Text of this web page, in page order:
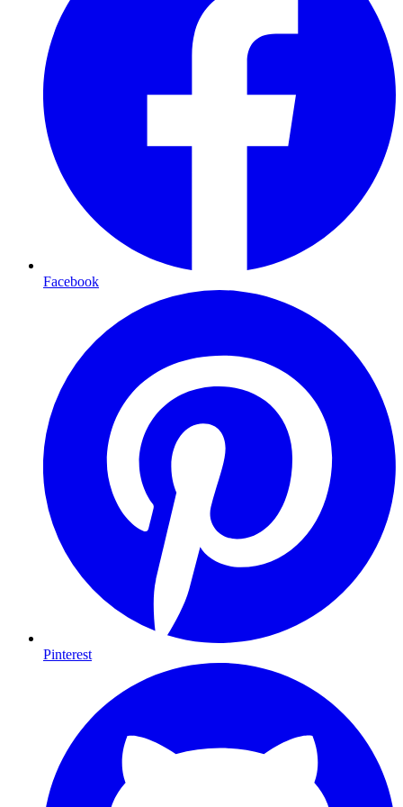
Facebook
Pinterest